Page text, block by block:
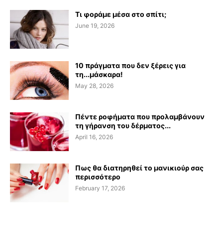
Τι φοράμε μέσα στο σπίτι;
June 19, 2026
10 πράγματα που δεν ξέρεις για
τη...μάσκαρα!
May 28, 2026
Πέντε ροφήματα που προλαμβάνουν
τη γήρανση του δέρματος...
April 16, 2026
Πως θα διατηρηθεί το μανικιούρ σας
περισσότερο
February 17, 2026